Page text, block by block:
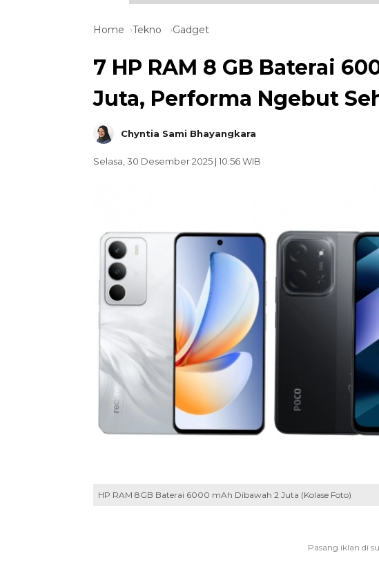
Home Tekno Gadget
7 HP RAM 8 GB Baterai
Juta, Performa Ngebut
Chyntia Sami Bhayangkara
Selasa, 30 Desember 2025 | 10:56 WIB
HP RAM 8GB Baterai 6000 mAh Dibawah 2 Juta (Kolase Foto)